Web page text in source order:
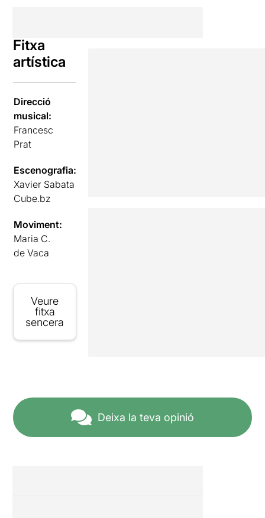
Fitxa
artística
Direcció
musical:
Francesc
Prat
Escenografia:
Xavier Sabata
Cube.bz
Moviment:
Maria C.
de Vaca
Veure
fitxa
sencera
Deixa la teva opinió